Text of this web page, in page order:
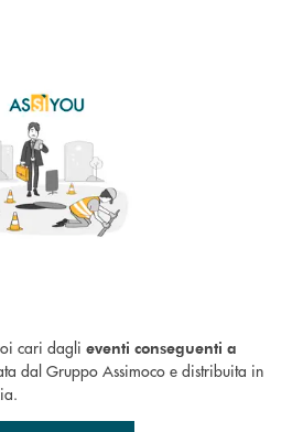
cari dagli eventi conseguenti a
dal Gruppo Assimoco e distribuita in